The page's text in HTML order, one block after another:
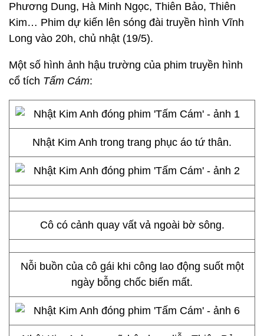
Phương Dung, Hà Minh Ngọc, Thiên Bảo, Thiên
Kim… Phim dự kiến lên sóng đài truyền hình Vĩnh
Long vào 20h, chủ nhật (19/5).
Một số hình ảnh hậu trường của phim truyền hình
cổ tích Tấm Cám:
Nhật Kim Anh trong trang phục áo tứ thân.
Cô có cảnh quay vất vả ngoài bờ sông.
Nỗi buồn của cô gái khi công lao động suốt một
ngày bỗng chốc biến mất.